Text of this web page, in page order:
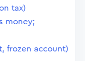
tax)
money;
frozen account)